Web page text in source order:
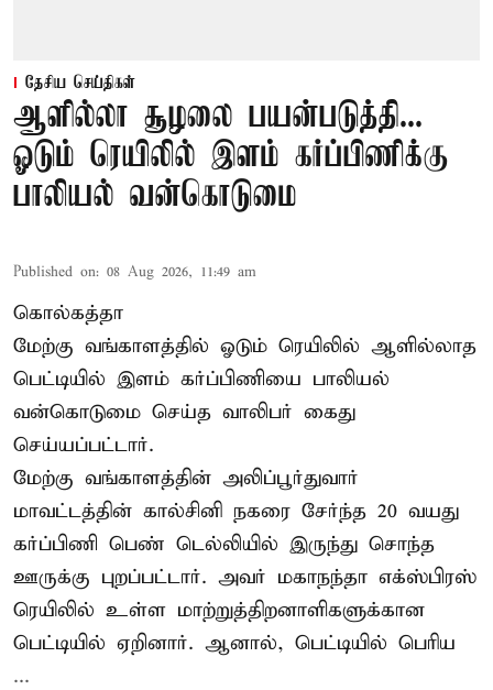
தேசிய செய்திகள்
ஆளில்லா சூழலை பயன்படுத்தி...
ஓடும் ரெயிலில் இளம் கர்ப்பிணிக்கு
பாலியல் வன்கொடுமை
Published on: 08 Aug 2026, 11:49 am
கொல்கத்தா
மேற்கு வங்காளத்தில் ஓடும் ரெயிலில் ஆளில்லாத
பெட்டியில் இளம் கர்ப்பிணியை பாலியல்
வன்கொடுமை செய்த வாலிபர் கைது
செய்யப்பட்டார்.
மேற்கு வங்காளத்தின் அலிப்பூர்துவார்
மாவட்டத்தின் கால்சினி நகரை சேர்ந்த 20 வயது
கர்ப்பிணி பெண் டெல்லியில் இருந்து சொந்த
ஊருக்கு புறப்பட்டார். அவர் மகாநந்தா எக்ஸ்பிரஸ்
ரெயிலில் உள்ள மாற்றுத்திறனாளிகளுக்கான
பெட்டியில் ஏறினார். ஆனால், பெட்டியில் பெரிய
...